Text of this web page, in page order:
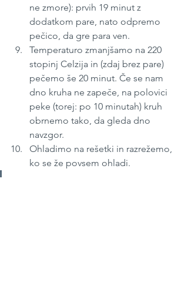
ne zmore): prvih 19 minut z
dodatkom pare, nato odpremo
pečico, da gre para ven.
Temperaturo zmanjšamo na 220
stopinj Celzija in (zdaj brez pare)
pečemo še 20 minut. Če se nam
dno kruha ne zapeče, na polovici
peke (torej: po 10 minutah) kruh
obrnemo tako, da gleda dno
navzgor.
Ohladimo na rešetki in razrežemo,
ko se že povsem ohladi.